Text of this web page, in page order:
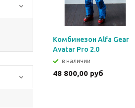
Комбинезон Alfa Gear
Avatar Pro 2.0
в наличии
48 800,00 руб